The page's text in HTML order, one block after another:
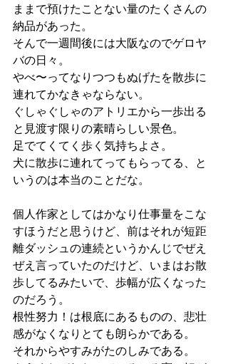
ままで預けたことない量のたくさんの
納品があった。
そんで一週間後には大阪なのでゲロヤ
バの日々。
やべ〜ってなりつつもぬげたを散歩に
連れてかなきゃならない。
ぐしゃぐしゃのアトリエから一歩出る
と見渡す限りの素晴らしい景色。
足でてくてく歩く気持ちよさ。
犬に散歩に連れてってもらってる、と
いうのは本当のことだな。
個人作家としてはかなり仕事量をこな
すほうだと思うけど、前はそれが短距
離ダッシュの連続というかんじでぜえ
ぜえ言っていたのだけど、いまはお散
歩してるみたいで、歩幅が広くなった
のだろう。
根性努力！は根底にあるものの、悲壮
感がなくなりとても朗らかである。
それからやすみがたのしみである。